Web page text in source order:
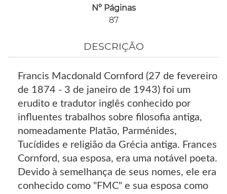
Nº Páginas
87
DESCRIÇÃO
Francis Macdonald Cornford (27 de fevereiro
de 1874 - 3 de janeiro de 1943) foi um
erudito e tradutor inglês conhecido por
influentes trabalhos sobre filosofia antiga,
nomeadamente Platão, Parménides,
Tucídides e religião da Grécia antiga. Frances
Cornford, sua esposa, era uma notável poeta.
Devido à semelhança de seus nomes, ele era
conhecido como "FMC" e sua esposa como